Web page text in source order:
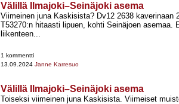
Välillä Ilmajoki–Seinäjoki asema
Viimeinen juna Kaskisista? Dv12 2638 kaverinaan
T53270:n hitaasti lipuen, kohti Seinäjoen asemaa.
liikenteen...
1 kommentti
13.09.2024 Janne Karresuo
Välillä Ilmajoki–Seinäjoki asema
Toiseksi viimeinen juna Kaskisista. Viimeiset